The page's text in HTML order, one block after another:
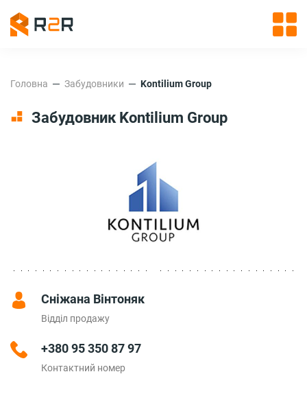
Головна Забудовники Kontilium Group
Забудовник Kontilium Group
Сніжана Вінтоняк
Відділ продажу
+380 95 350 87 97
Контактний номер